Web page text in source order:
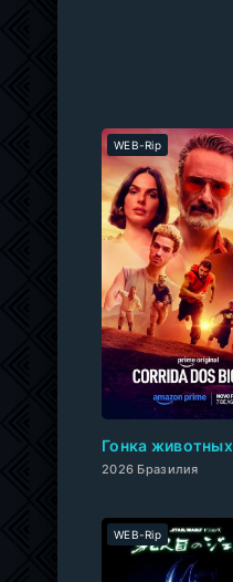
Гонка животных
2026 Бразилия
WEB-Rip
WEB-Rip